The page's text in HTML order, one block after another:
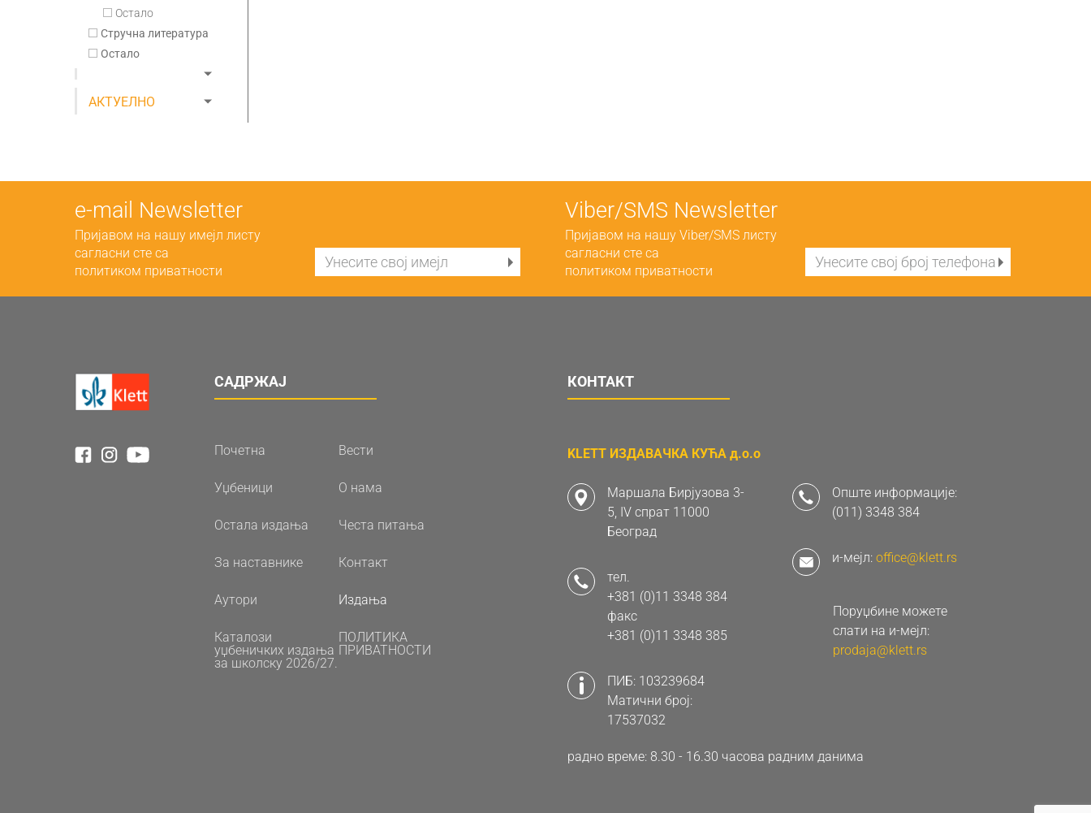
Остало
Стручна литература
Остало
АКТУЕЛНО
е-mail Newsletter
Пријавом на нашу имејл листу
сагласни сте са
политиком приватности
Viber/SMS Newsletter
Пријавом на нашу Viber/SMS листу
сагласни сте са
политиком приватности
САДРЖАЈ
Почетна Вести
Уџбеници О нама
Остала издања Честа питања
За наставнике Контакт
Аутори Издања
Каталози
уџбеничких издања
за школску 2026/27.
ПОЛИТИКА
ПРИВАТНОСТИ
КОНТАКТ
KLETT ИЗДАВАЧКА КУЋА д.о.о
Маршала Бирјузова 3-
5, IV спрат 11000
Београд
тел.
+381 (0)11 3348 384
факс
+381 (0)11 3348 385
ПИБ: 103239684
Матични број:
17537032
Опште информације:
(011) 3348 384
и-мејл: office@klett.rs
Поруџбине можете
слати на и-мејл:
prodaja@klett.rs
радно време: 8.30 - 16.30 часова радним данима